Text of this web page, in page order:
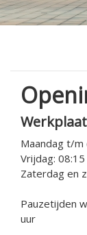
Maandag t/m
Vrijdag:
Zaterdag en
Pauzetijden
uur